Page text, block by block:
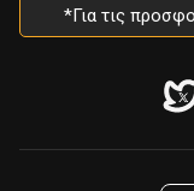
*Για τις